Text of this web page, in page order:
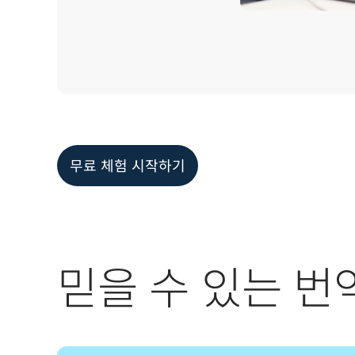
무료 체험 시작하기
믿을 수 있는 번